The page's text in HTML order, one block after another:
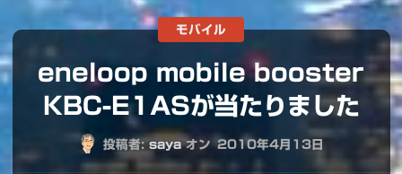
eneloop mobile booster
KBC-E1ASが当たりました
投稿者: saya オン 2010年4月13日
モバイル